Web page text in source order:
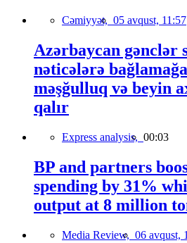
Cəmiyyət, 05 avqust, 11:57
Azərbaycan gənclər
nəticələrə
məşğulluq və beyin
qalır
Express analysis, 00:03
BP and partners
spending by 31%
output at 8 million
Media Review, 06 avqust,